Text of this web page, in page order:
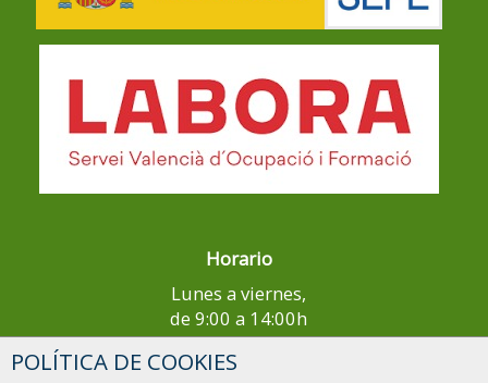
Horario
Lunes a viernes,
de 9:00 a 14:00h
¿Tienes alguna duda?
POLÍTICA DE COOKIES